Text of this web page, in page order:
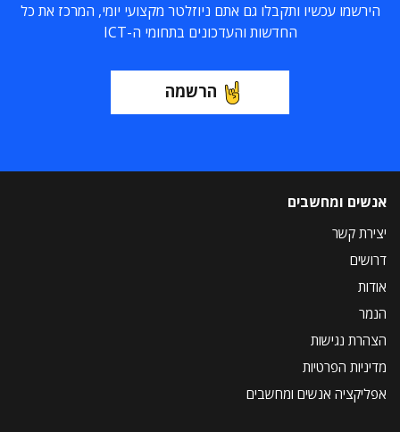
הירשמו עכשיו ותקבלו גם אתם ניוזלטר מקצועי יומי, המרכז את כל
החדשות והעדכונים בתחומי ה-ICT
הרשמה
אנשים ומחשבים
יצירת קשר
דרושים
אודות
הנמר
הצהרת נגישות
מדיניות הפרטיות
אפליקציה אנשים ומחשבים